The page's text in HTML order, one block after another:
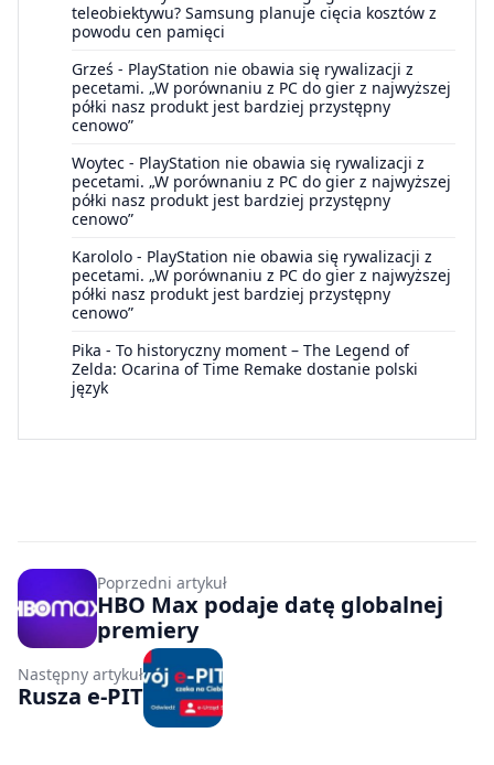
teleobiektywu? Samsung planuje cięcia kosztów z
powodu cen pamięci
Grześ - PlayStation nie obawia się rywalizacji z
pecetami. „W porównaniu z PC do gier z najwyższej
półki nasz produkt jest bardziej przystępny
cenowo”
Woytec - PlayStation nie obawia się rywalizacji z
pecetami. „W porównaniu z PC do gier z najwyższej
półki nasz produkt jest bardziej przystępny
cenowo”
Karololo - PlayStation nie obawia się rywalizacji z
pecetami. „W porównaniu z PC do gier z najwyższej
półki nasz produkt jest bardziej przystępny
cenowo”
Pika - To historyczny moment – The Legend of
Zelda: Ocarina of Time Remake dostanie polski
język
Poprzedni artykuł
HBO Max podaje datę globalnej
premiery
Następny artykuł
Rusza e-PIT